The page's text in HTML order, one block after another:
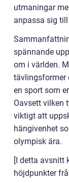
utmaningar
anpassa sig
spännande
om i världen.
tävlingsformer
en sport som
Oavsett vilken
viktigt att
hängivenhet
olympisk ära.
[I detta avsnitt
höjdpunkter